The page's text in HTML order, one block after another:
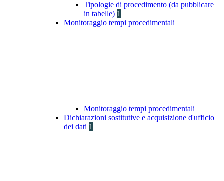
Tipologie di procedimento (da pubblicare
in tabelle) 1
Monitoraggio tempi procedimentali
Monitoraggio tempi procedimentali
Dichiarazioni sostitutive e acquisizione d'ufficio
dei dati 1